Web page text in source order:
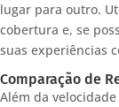
lugar para outro.
cobertura e, se
suas experiências
Comparação de
Além da